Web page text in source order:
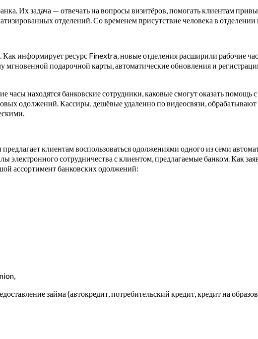
Их задача — отвечать на вопросы визитёров, помогать клиентам
отделений. Со временем присутствие человека в
информирует ресурс Finextra, новые отделения расширили рабочие
подарочной карты, автоматические обновления и
находятся банковские сотрудники, каковые смогут оказать помощь
одолжений. Кассиры, дешёвые удаленно по видеосвязи,
клиентам воспользоваться одолжениями одного из семи
сотрудничества с клиентом, предлагаемые банком. Как
ассортимент банковских одолжений:
займа (автокредит, потребительский кредит, кредит на